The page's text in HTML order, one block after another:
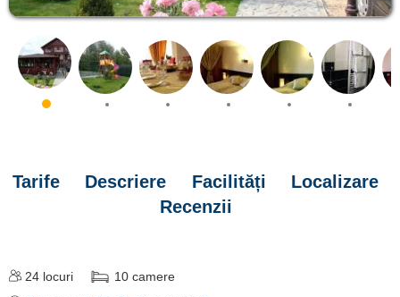
Tarife Descriere Facilități
Localizare
Recenzii
24 locuri 10 camere